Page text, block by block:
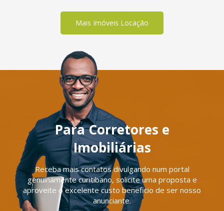
Mais Imóveis Locação
Para Corretores e
Imobiliárias
Receba mais contatos divulgando num portal
genuinamente curitibano, solicite uma proposta e
aproveite o excelente custo beneficio de ser nosso
anunciante.